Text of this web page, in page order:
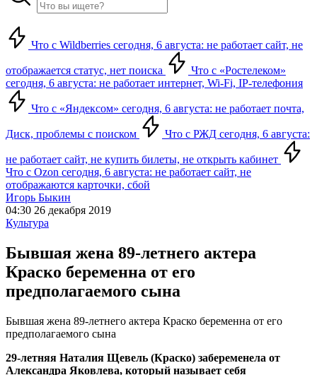
Что с Wildberries сегодня, 6 августа: не работает сайт, не
отображается статус, нет поиска
Что с «Ростелеком»
сегодня, 6 августа: не работает интернет, Wi-Fi, IP-телефония
Что с «Яндексом» сегодня, 6 августа: не работает почта,
Диск, проблемы с поиском Что с РЖД сегодня, 6 августа:
не работает сайт, не купить билеты, не открыть кабинет
Что с Ozon сегодня, 6 августа: не работает сайт, не
отображаются карточки, сбой
Игорь Быкин
04:30 26 декабря 2019
Культура
Бывшая жена 89-летнего актера
Краско беременна от его
предполагаемого сына
Бывшая жена 89-летнего актера Краско беременна от его
предполагаемого сына
29-летняя Наталия Щевель (Краско) забеременела от
Александра Яковлева, который называет себя